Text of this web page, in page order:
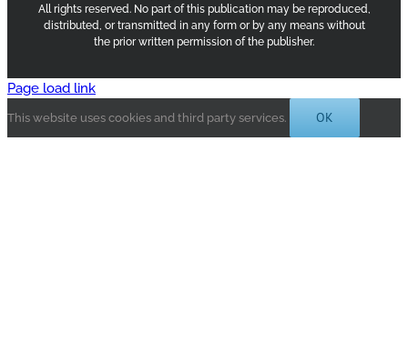
All rights reserved. No part of this publication may be reproduced,
distributed, or transmitted in any form or by any means without
the prior written permission of the publisher.
Page load link
This website uses cookies and third party services. OK